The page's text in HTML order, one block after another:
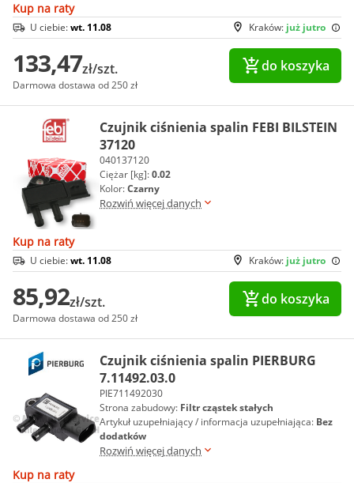
Kup na raty
Kraków: już jutro
U ciebie:wt. 11.08
133,47zł/szt.
Darmowa dostawa od 250 zł
do koszyka
Czujnik ciśnienia spalin FEBI BILSTEIN
37120
040137120
Ciężar [kg]:0.02
Kolor:Czarny
Rozwiń więcej danych
Kup na raty
Kraków: już jutro
U ciebie:wt. 11.08
85,92zł/szt.
Darmowa dostawa od 250 zł
do koszyka
Czujnik ciśnienia spalin PIERBURG
7.11492.03.0
PIE711492030
Strona zabudowy: Filtr cząstek stałych
Artykuł uzupełniający / informacja uzupełniająca: Bez
dodatków
Rozwiń więcej danych
Kup na raty